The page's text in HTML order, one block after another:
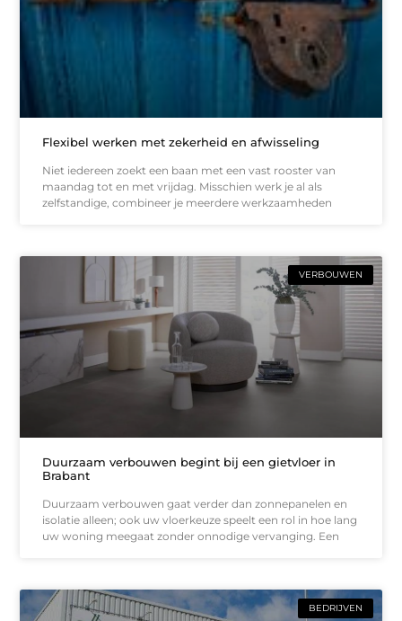
Flexibel werken met zekerheid en afwisseling
Niet iedereen zoekt een baan met een vast rooster van
maandag tot en met vrijdag. Misschien werk je al als
zelfstandige, combineer je meerdere werkzaamheden
VERBOUWEN
Duurzaam verbouwen begint bij een gietvloer in
Brabant
Duurzaam verbouwen gaat verder dan zonnepanelen en
isolatie alleen; ook uw vloerkeuze speelt een rol in hoe lang
uw woning meegaat zonder onnodige vervanging. Een
BEDRIJVEN